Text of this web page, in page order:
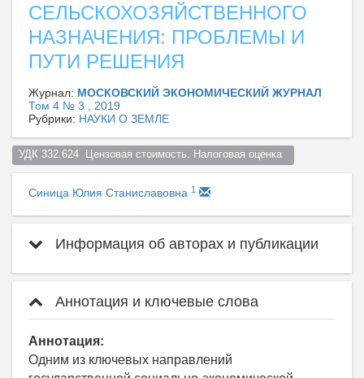
СЕЛЬСКОХОЗЯЙСТВЕННОГО
НАЗНАЧЕНИЯ: ПРОБЛЕМЫ И
ПУТИ РЕШЕНИЯ
Журнал: МОСКОВСКИЙ ЭКОНОМИЧЕСКИЙ ЖУРНАЛ
Том 4 № 3 , 2019
Рубрики: НАУКИ О ЗЕМЛЕ
УДК 332.624  Цензовая стоимость. Налоговая оценка
Синица Юлия Станиславовна 1
Информация об авторах и публикации
Аннотация и ключевые слова
Аннотация:
Одним из ключевых направлений